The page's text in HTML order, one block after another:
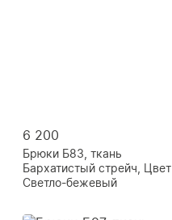
6 200
Брюки Б83, ткань
Бархатистый стрейч, Цвет
Светло-бежевый